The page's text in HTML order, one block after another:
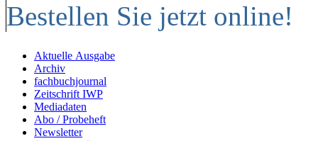
Bestellen Sie jetzt online!
Aktuelle Ausgabe
Archiv
fachbuchjournal
Zeitschrift IWP
Mediadaten
Abo / Probeheft
Newsletter